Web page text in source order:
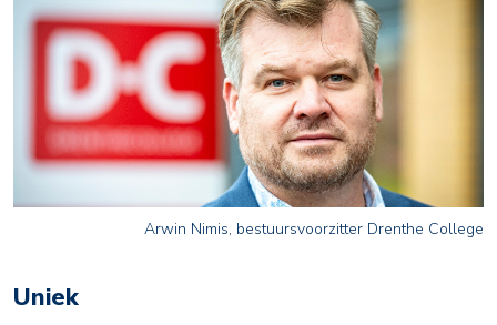
Arwin Nimis, bestuursvoorzitter Drenthe College
Uniek